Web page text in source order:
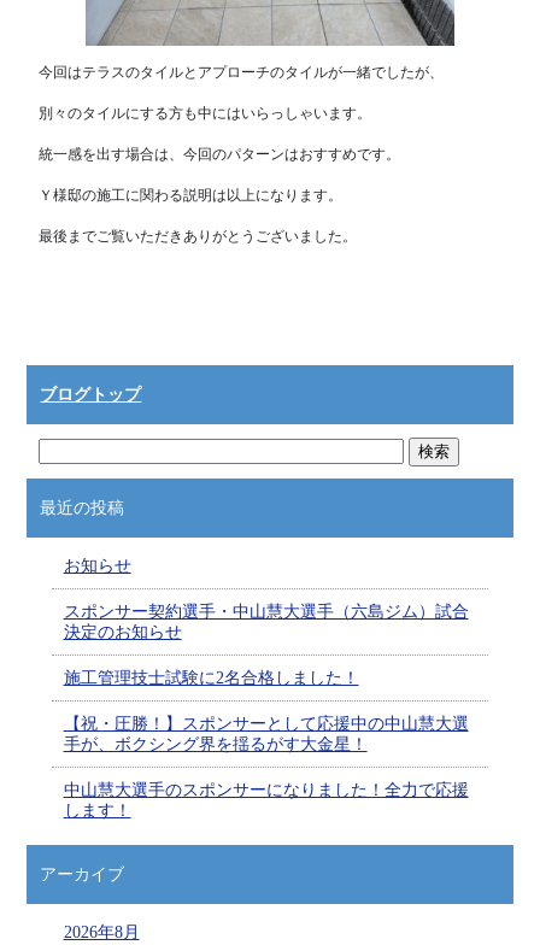
今回はテラスのタイルとアプローチのタイルが一緒でしたが、
別々のタイルにする方も中にはいらっしゃいます。
統一感を出す場合は、今回のパターンはおすすめです。
Ｙ様邸の施工に関わる説明は以上になります。
最後までご覧いただきありがとうございました。
ブログトップ
最近の投稿
お知らせ
スポンサー契約選手・中山慧大選手（六島ジム）試合
決定のお知らせ
施工管理技士試験に2名合格しました！
【祝・圧勝！】スポンサーとして応援中の中山慧大選
手が、ボクシング界を揺るがす大金星！
中山慧大選手のスポンサーになりました！全力で応援
します！
アーカイブ
2026年8月